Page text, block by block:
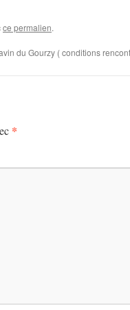
ce permalien.
du Gourzy ( conditions
*